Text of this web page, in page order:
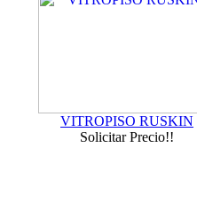
VITROPISO RUSKIN
Solicitar Precio!!